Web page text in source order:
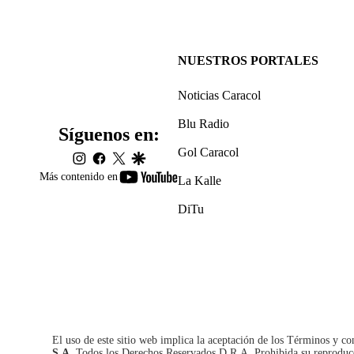
Más contenido en
youtube-
Síguenos en:
instagram
facebook
twittergoogle
NUESTROS PORTALES
Noticias Caracol
Blu Radio
Gol Caracol
La Kalle
DiTu
El uso de este sitio web implica la aceptación de los Términos y